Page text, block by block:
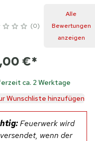
0
Alle
Bewertungen
anzeigen
€*
ca. 2 Werktage
Wunschliste hinzufügen
Feuerwerk wird
wenn der